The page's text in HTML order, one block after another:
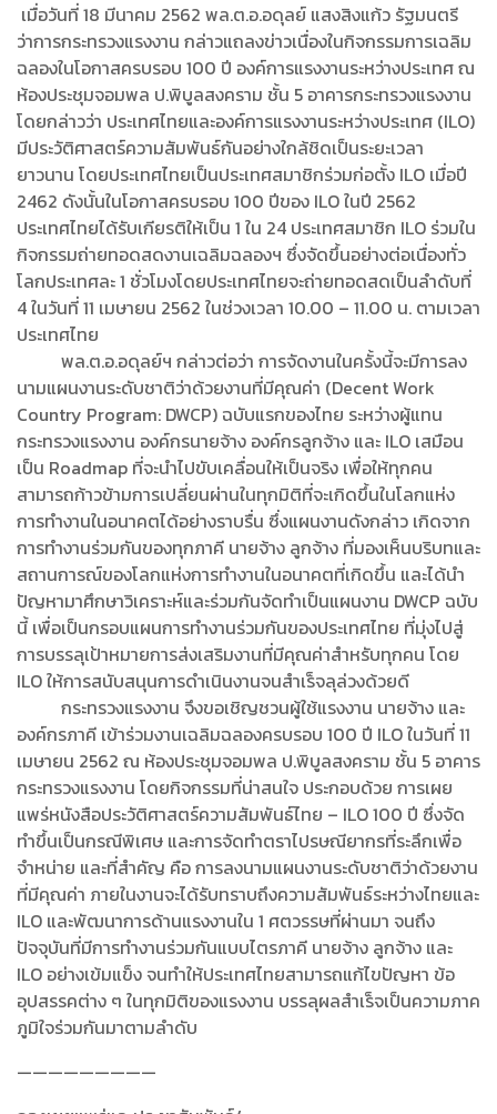
เมื่อวันที่ 18 มีนาคม 2562 พล.ต.อ.อดุลย์ แสงสิงแก้ว รัฐมนตรี
ว่าการกระทรวงแรงงาน กล่าวแถลงข่าวเนื่องในกิจกรรมการเฉลิม
ฉลองในโอกาสครบรอบ 100 ปี องค์การแรงงานระหว่างประเทศ ณ
ห้องประชุมจอมพล ป.พิบูลสงคราม ชั้น 5 อาคารกระทรวงแรงงาน
โดยกล่าวว่า ประเทศไทยและองค์การแรงงานระหว่างประเทศ (ILO)
มีประวัติศาสตร์ความสัมพันธ์กันอย่างใกล้ชิดเป็นระยะเวลา
ยาวนาน โดยประเทศไทยเป็นประเทศสมาชิกร่วมก่อตั้ง ILO เมื่อปี
2462 ดังนั้นในโอกาสครบรอบ 100 ปีของ ILO ในปี 2562
ประเทศไทยได้รับเกียรติให้เป็น 1 ใน 24 ประเทศสมาชิก ILO ร่วมใน
กิจกรรมถ่ายทอดสดงานเฉลิมฉลองฯ ซึ่งจัดขึ้นอย่างต่อเนื่องทั่ว
โลกประเทศละ 1 ชั่วโมงโดยประเทศไทยจะถ่ายทอดสดเป็นลำดับที่
4 ในวันที่ 11 เมษายน 2562 ในช่วงเวลา 10.00 – 11.00 น. ตามเวลา
ประเทศไทย
พล.ต.อ.อดุลย์ฯ กล่าวต่อว่า การจัดงานในครั้งนี้จะมีการลง
นามแผนงานระดับชาติว่าด้วยงานที่มีคุณค่า (Decent Work
Country Program: DWCP) ฉบับแรกของไทย ระหว่างผู้แทน
กระทรวงแรงงาน องค์กรนายจ้าง องค์กรลูกจ้าง และ ILO เสมือน
เป็น Roadmap ที่จะนำไปขับเคลื่อนให้เป็นจริง เพื่อให้ทุกคน
สามารถก้าวข้ามการเปลี่ยนผ่านในทุกมิติที่จะเกิดขึ้นในโลกแห่ง
การทำงานในอนาคตได้อย่างราบรื่น ซึ่งแผนงานดังกล่าว เกิดจาก
การทำงานร่วมกันของทุกภาคี นายจ้าง ลูกจ้าง ที่มองเห็นบริบทและ
สถานการณ์ของโลกแห่งการทำงานในอนาคตที่เกิดขึ้น และได้นำ
ปัญหามาศึกษาวิเคราะห์และร่วมกันจัดทำเป็นแผนงาน DWCP ฉบับ
นี้ เพื่อเป็นกรอบแผนการทำงานร่วมกันของประเทศไทย ที่มุ่งไปสู่
การบรรลุเป้าหมายการส่งเสริมงานที่มีคุณค่าสำหรับทุกคน โดย
ILO ให้การสนับสนุนการดำเนินงานจนสำเร็จลุล่วงด้วยดี
กระทรวงแรงงาน จึงขอเชิญชวนผู้ใช้แรงงาน นายจ้าง และ
องค์กรภาคี เข้าร่วมงานเฉลิมฉลองครบรอบ 100 ปี ILO ในวันที่ 11
เมษายน 2562 ณ ห้องประชุมจอมพล ป.พิบูลสงคราม ชั้น 5 อาคาร
กระทรวงแรงงาน โดยกิจกรรมที่น่าสนใจ ประกอบด้วย การเผย
แพร่หนังสือประวัติศาสตร์ความสัมพันธ์ไทย – ILO 100 ปี ซึ่งจัด
ทำขึ้นเป็นกรณีพิเศษ และการจัดทำตราไปรษณียากรที่ระลึกเพื่อ
จำหน่าย และที่สำคัญ คือ การลงนามแผนงานระดับชาติว่าด้วยงาน
ที่มีคุณค่า ภายในงานจะได้รับทราบถึงความสัมพันธ์ระหว่างไทยและ
ILO และพัฒนาการด้านแรงงานใน 1 ศตวรรษที่ผ่านมา จนถึง
ปัจจุบันที่มีการทำงานร่วมกันแบบไตรภาคี นายจ้าง ลูกจ้าง และ
ILO อย่างเข้มแข็ง จนทำให้ประเทศไทยสามารถแก้ไขปัญหา ข้อ
อุปสรรคต่าง ๆ ในทุกมิติของแรงงาน บรรลุผลสำเร็จเป็นความภาค
ภูมิใจร่วมกันมาตามลำดับ
—————————